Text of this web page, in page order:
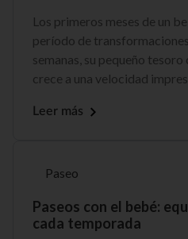
Los primeros meses de un
período de
semanas, su pequeño
crece a una velocidad
Leer más
Paseo
Paseos con el bebé:
cada temporada